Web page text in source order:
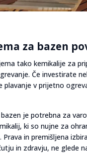
za bazen
tako kemikalije za
Če investirate
plavanje v prijetno
je potrebna za
ki so nujne za
Prava in premišljena
in zdravju, ne glede